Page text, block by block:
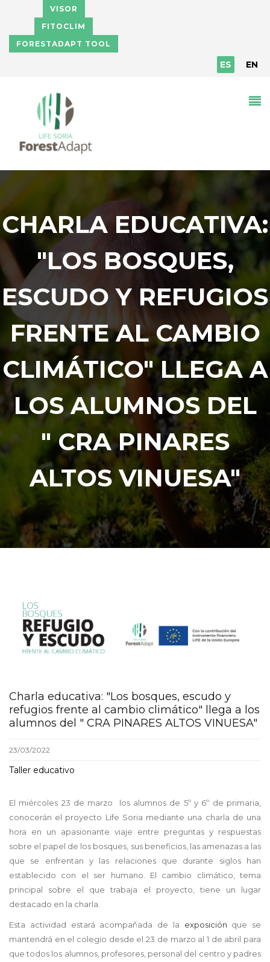
Pasar al contenido principal
VISOR
FITOCLIM
FORESTADAPT TOOL
ES EN
CHARLA EDUCATIVA:
"LOS BOSQUES,
ESCUDO Y REFUGIOS
FRENTE AL CAMBIO
CLIMÁTICO" LLEGA A
LOS ALUMNOS DEL
" CRA PINARES
ALTOS VINUESA"
Charla educativa: "Los bosques, escudo y
refugios frente al cambio climático" llega a los
alumnos del " CRA PINARES ALTOS VINUESA"
23/03/2022
Taller educativo
El miércoles 23 de marzo los alumnos de 5º y 6º de primaria,
conocerán el proyecto Life Soria mediante una charla de una
hora en un apasionante viaje entre preguntas y respuestas
sobre el papel de los bosques, sus beneficios, las amenazas a las
que se enfrentan y las relaciones que durante siglos han
establecido con el ser humano. El cambio climático, tema
principal sobre el que trabaja el proyecto, tiene un lugar
destacado en la charla.
Esta actividad estará acompañada de la exposición que se
mantendrá en el colegio desde el 23 de marzo al 1 de abril para
que todos los alumnos, profesores, personal del centro y padres